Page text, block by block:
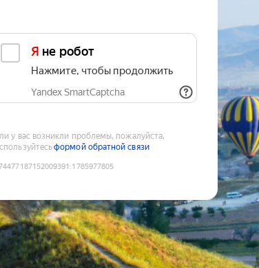
Я не робот
Нажмите, чтобы продолжить
Yandex SmartCaptcha
у вас возникли проблемы, пожалуйста,
формой обратной связи
:1785977805